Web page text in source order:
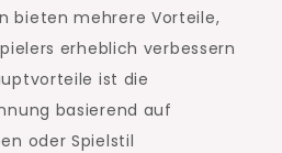
bieten mehrere Vorteile,
erheblich verbessern
ist die
basierend auf
oder Spielstil